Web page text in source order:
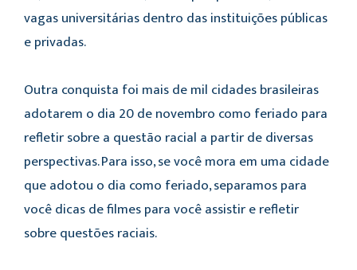
vagas universitárias dentro das instituições públicas
e privadas.
Outra conquista foi mais de mil cidades brasileiras
adotarem o dia 20 de novembro como feriado para
refletir sobre a questão racial a partir de diversas
perspectivas. Para isso, se você mora em uma cidade
que adotou o dia como feriado, separamos para
você dicas de filmes para você assistir e refletir
sobre questões raciais.